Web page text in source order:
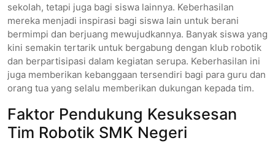
sekolah, tetapi juga bagi siswa lainnya. Keberhasilan
mereka menjadi inspirasi bagi siswa lain untuk berani
bermimpi dan berjuang mewujudkannya. Banyak siswa yang
kini semakin tertarik untuk bergabung dengan klub robotik
dan berpartisipasi dalam kegiatan serupa. Keberhasilan ini
juga memberikan kebanggaan tersendiri bagi para guru dan
orang tua yang selalu memberikan dukungan kepada tim.
Faktor Pendukung Kesuksesan
Tim Robotik SMK Negeri